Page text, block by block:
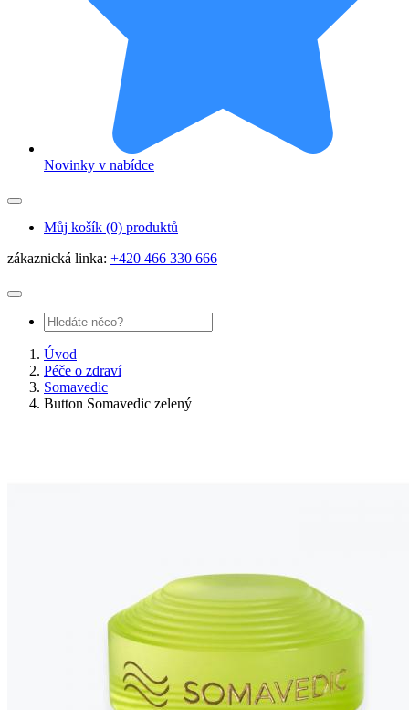
Novinky v nabídce
Můj košík (0) produktů
zákaznická linka: +420 466 330 666
Úvod
Péče o zdraví
Somavedic
Button Somavedic zelený